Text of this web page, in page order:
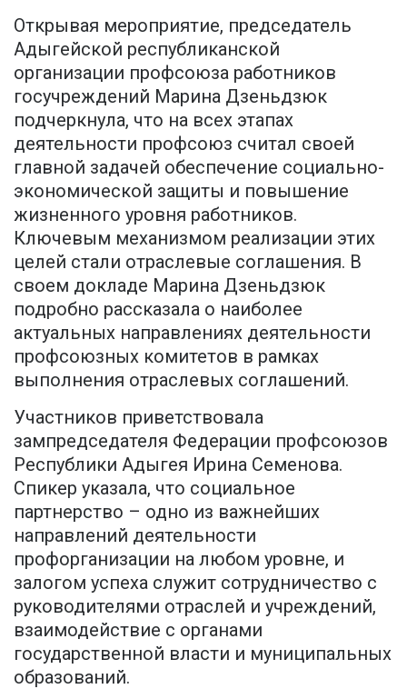
Открывая мероприятие, председатель
Адыгейской республиканской
организации профсоюза работников
госучреждений Марина Дзеньдзюк
подчеркнула, что на всех этапах
деятельности профсоюз считал своей
главной задачей обеспечение социально-
экономической защиты и повышение
жизненного уровня работников.
Ключевым механизмом реализации этих
целей стали отраслевые соглашения. В
своем докладе Марина Дзеньдзюк
подробно рассказала о наиболее
актуальных направлениях деятельности
профсоюзных комитетов в рамках
выполнения отраслевых соглашений.
Участников приветствовала
зампредседателя Федерации профсоюзов
Республики Адыгея Ирина Семенова.
Спикер указала, что социальное
партнерство – одно из важнейших
направлений деятельности
профорганизации на любом уровне, и
залогом успеха служит сотрудничество с
руководителями отраслей и учреждений,
взаимодействие с органами
государственной власти и муниципальных
образований.